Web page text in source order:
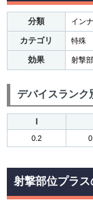
分類 イン
カテゴリ 特殊
効果 射撃
デバイスランク
0.2
射撃部位プラ